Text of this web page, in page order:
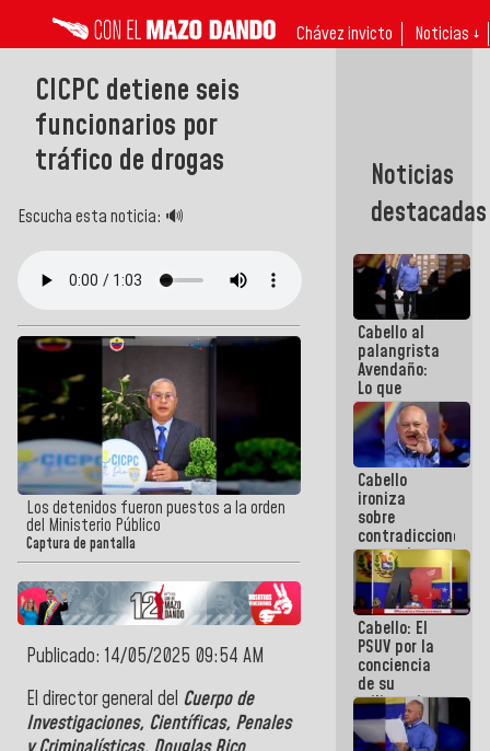
Chávez invicto Noticias ↓
CICPC detiene seis
funcionarios por
tráfico de drogas
Escucha esta noticia: 🔊
Los detenidos fueron puestos a la orden
del Ministerio Público
Captura de pantalla
Publicado: 14/05/2025 09:54 AM
El director general del Cuerpo de
Investigaciones, Científicas, Penales
Noticias
destacadas
Cabello al
palangrista
Avendaño:
Lo que
vayas a
escribir
hazlo hoy
por que no
sabemos si
la semana
que viene
hay
programa
Cabello
ironiza
sobre
contradicciones
y mentiras
de María
Machado:
¡Créanle!
Cabello: El
PSUV por la
conciencia
de su
militancia
es la
organización